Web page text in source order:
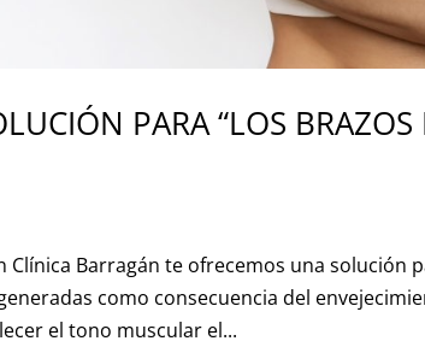
PARA “LOS BRAZOS
Clínica Barragán te ofrecemos una solución
como consecuencia del
el tono muscular el...